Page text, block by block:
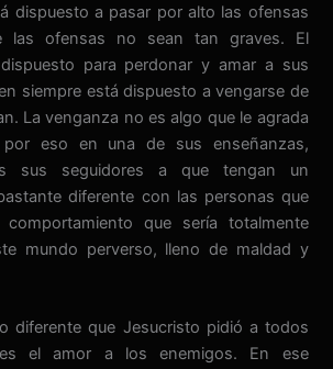
dispuesto a pasar por alto las ofensas
las ofensas no sean tan graves. El
para perdonar y amar a sus
siempre está dispuesto a vengarse de
La venganza no es algo que le agrada
eso en una de sus enseñanzas,
sus seguidores a que tengan un
diferente con las personas que
que sería totalmente
mundo perverso, lleno de maldad y
diferente que Jesucristo pidió a todos
el amor a los enemigos. En ese